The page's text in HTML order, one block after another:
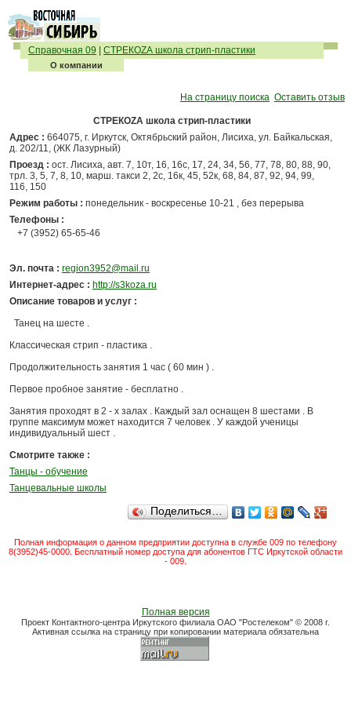
Справочная 09 СТРЕКОZА школа стрип-пластики
О компании
На страницу поиска Оставить отзыв
СТРЕКОZА школа стрип-пластики
Адрес : 664075, г. Иркутск, Октябрьский район, Лисиха, ул. Байкальская,
д. 202/11, (ЖК Лазурный)
Проезд : ост. Лисиха, авт. 7, 10т, 16, 16с, 17, 24, 34, 56, 77, 78, 80, 88, 90,
трл. 3, 5, 7, 8, 10, марш. такси 2, 2с, 16к, 45, 52к, 68, 84, 87, 92, 94, 99,
116, 150
Режим работы : понедельник - воскресенье 10-21 , без перерыва
Телефоны :
+7 (3952) 65-65-46
Эл. почта : region3952@mail.ru
Интернет-адрес : http://s3koza.ru
Описание товаров и услуг :
Танец на шесте .
Классическая стрип - пластика .
Продолжительность занятия 1 час ( 60 мин ) .
Первое пробное занятие - бесплатно .
Занятия проходят в 2 - х залах . Каждый зал оснащен 8 шестами . В
группе максимум может находится 7 человек . У каждой ученицы
индивидуальный шест .
Смотрите также :
Танцы - обучение
Танцевальные школы
Поделиться…
Полная информация о данном предприятии доступна в службе 009 по телефону
8(3952)45-0000. Бесплатный номер доступа для абонентов ГТС Иркутской области
- 009.
Полная версия
Проект Контактного-центра Иркутского филиала ОАО "Ростелеком" © 2008 г.
Активная ссылка на страницу при копировании материала обязательна